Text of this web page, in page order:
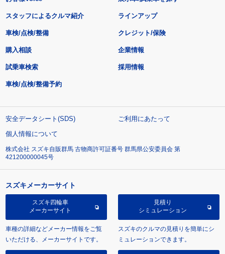
スタッフによるクルマ紹介 ラインアップ
車検/点検/整備 クレジット/保険
購入相談
試乗車検索
車検/点検/整備予約
企業情報
採用情報
安全データシート(SDS)
ご利用にあたって
個人情報について
株式会社 スズキ自販群馬 古物商許可証番号 群馬県公安委員会 第
421200000045号
スズキメーカーサイト
スズキ四輪車
メーカーサイト
車種の詳細などメーカー情報をご覧
いただける、メーカーサイトです。
見積り
シミュレーション
スズキのクルマの見積りを簡単にシ
ミュレーションできます。